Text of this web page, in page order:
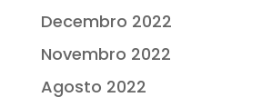
Decembro 2022
Novembro 2022
Agosto 2022